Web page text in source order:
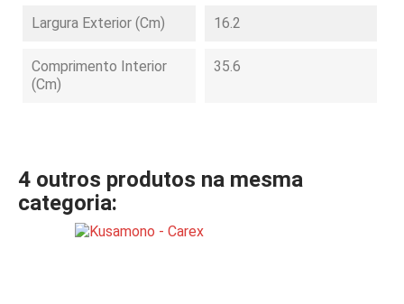
Largura Exterior (cm) 16.2
Comprimento Interior
(cm)
35.6
4 outros produtos na mesma
categoria: